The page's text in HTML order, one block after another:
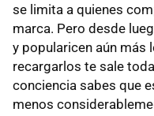
se limita a quienes
marca. Pero desde
y popularicen aún más
recargarlos te sale
conciencia sabes que
menos